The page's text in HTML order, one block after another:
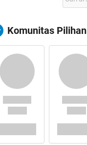
Komunitas Pilihan